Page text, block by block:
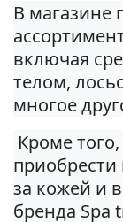
В магазине
включая
телом,
многое
Кроме
за кожей и
бренда Spa